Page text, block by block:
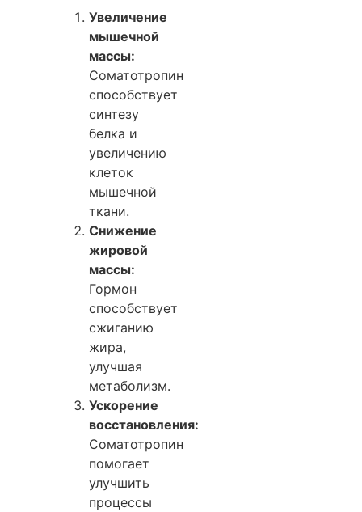
Увеличение
мышечной
массы:
Соматотропин
способствует
синтезу
белка и
увеличению
клеток
мышечной
ткани.
Снижение
жировой
массы:
Гормон
способствует
сжиганию
жира,
улучшая
метаболизм.
Ускорение
восстановления:
Соматотропин
помогает
улучшить
процессы